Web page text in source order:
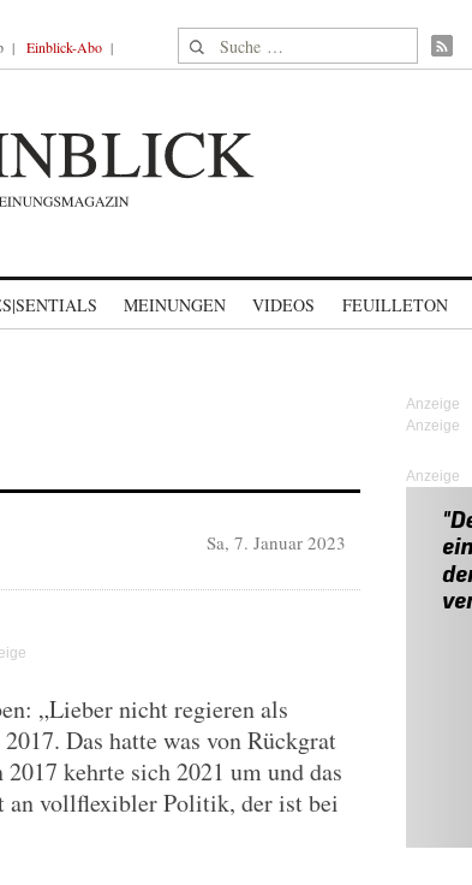
Einblick-Abo Suche nach:
MEINUNGEN VIDEOS FEUILLETON
Sa, 7. Januar 2023
„Lieber nicht regieren als
Das hatte was von Rückgrat
kehrte sich 2021 um und das
an vollflexibler Politik, der ist bei
Anzeige